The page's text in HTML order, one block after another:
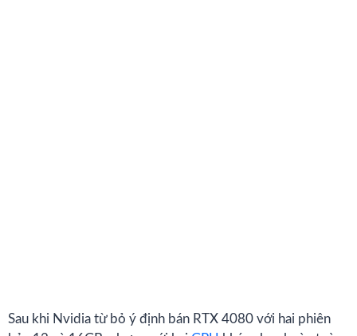
Sau khi Nvidia từ bỏ ý định bán RTX 4080 với hai phiên